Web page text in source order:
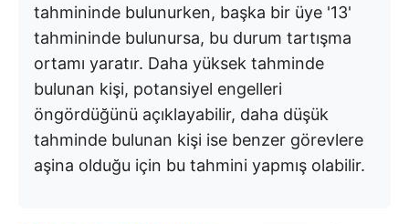
tahmininde bulunurken, başka bir üye '13'
tahmininde bulunursa, bu durum tartışma
ortamı yaratır. Daha yüksek tahminde
bulunan kişi, potansiyel engelleri
öngördüğünü açıklayabilir, daha düşük
tahminde bulunan kişi ise benzer görevlere
aşina olduğu için bu tahmini yapmış olabilir.